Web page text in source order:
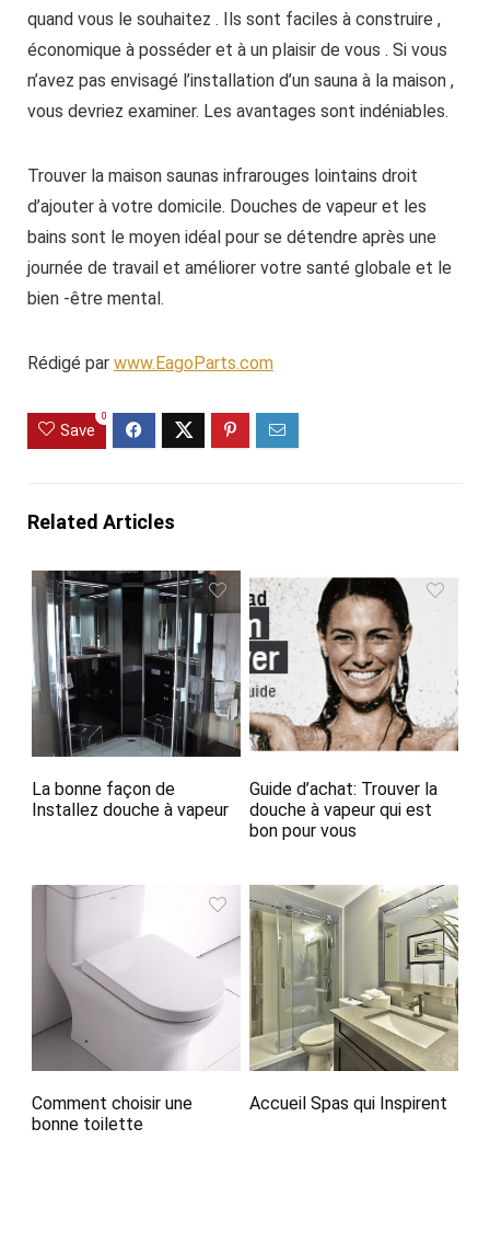
quand vous le souhaitez . Ils sont faciles à construire ,
économique à posséder et à un plaisir de vous . Si vous
n’avez pas envisagé l’installation d’un sauna à la maison ,
vous devriez examiner. Les avantages sont indéniables.
Trouver la maison saunas infrarouges lointains droit
d’ajouter à votre domicile. Douches de vapeur et les
bains sont le moyen idéal pour se détendre après une
journée de travail et améliorer votre santé globale et le
bien -être mental.
Rédigé par www.EagoParts.com
Save
0
Related Articles
La bonne façon de
Installez douche à vapeur
Guide d’achat: Trouver la
douche à vapeur qui est
bon pour vous
Comment choisir une
bonne toilette
Accueil Spas qui Inspirent